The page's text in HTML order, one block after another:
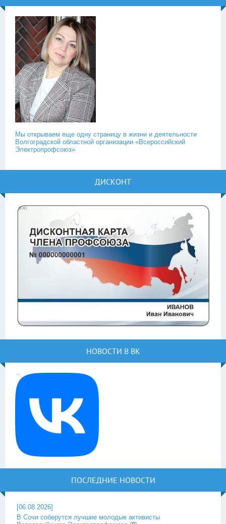
Мы открываем еще одну страницу в жизни и деятельности
Волгоградской областной организации «Всероссийский
Электропрофсоюз»
ДИСКОНТ
НОВОСТИ В ВК
ПОСЛЕДНИЕ НОВОСТИ
[06.08.2026]
В Сочи соберутся лучшие молодые активисты